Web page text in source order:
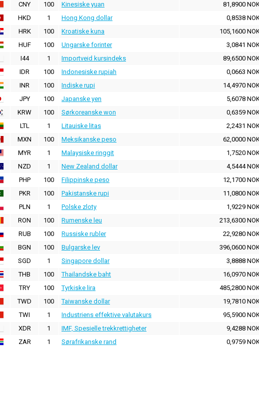
CNY
100 Kinesiske yuan
81,8900
HKD
1 Hong Kong dollar
0,8538
HRK
100 Kroatiske kuna
105,1600
HUF
100 Ungarske forinter
3,0841
I44
1 Importveid kursindeks
89,6500
IDR
100 Indonesiske rupiah
0,0663
INR
100 Indiske rupi
14,4970
JPY
100 Japanske yen
5,6078
KRW
100 Sørkoreanske won
0,6359
LTL
1 Litauiske litas
2,2431
MXN
100 Meksikanske peso
62,0000
MYR
1 Malaysiske ringgit
1,7520
NZD
1 New Zealand dollar
4,5444
PHP
100 Filippinske peso
12,1700
PKR
100 Pakistanske rupi
11,0800
PLN
1 Polske zloty
1,9229
RON
100 Rumenske leu
213,6300
RUB
100 Russiske rubler
22,9280
BGN
100 Bulgarske lev
396,0600
SGD
1 Singapore dollar
3,8888
THB
100 Thailandske baht
16,0970
TRY
100 Tyrkiske lira
485,2800
TWD
100 Taiwanske dollar
19,7810
TWI
1 Industriens effektive valutakurs
95,5900
XDR
1 IMF, Spesielle trekkrettigheter
9,4288
ZAR
1 Sørafrikanske rand 0,9759